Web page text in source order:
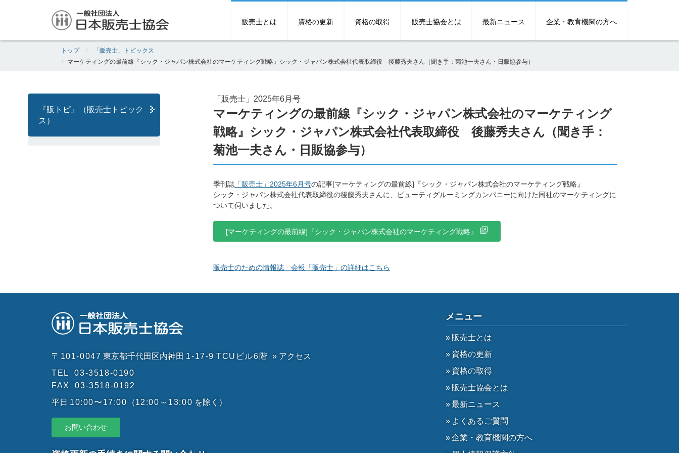
販売士とは 資格の更新 資格の取得 販売士協会とは 最新ニュース 企業・教育機関の方へ
トップ
「販売士」トピックス
マーケティングの最前線『シック・ジャパン株式会社のマーケティング戦略』シック・ジャパン株式会社代表取締役 後藤秀夫さん（聞き手：菊池一夫さん・日販協参与）
「販売士」2025年6月号
マーケティングの最前線『シック・ジャパン株式会社のマーケティング
戦略』シック・ジャパン株式会社代表取締役 後藤秀夫さん（聞き手：
菊池一夫さん・日販協参与）
季刊誌 「販売士」2025年6月号の記事[マーケティングの最前線]『シック・ジャパン株式会社のマーケティング戦略』
シック・ジャパン株式会社代表取締役の後藤秀夫さんに、ビューティグルーミングカンパニーに向けた同社のマーケティングに
ついて伺いました。
[マーケティングの最前線]『シック・ジャパン株式会社のマーケティング戦略』
販売士のための情報誌 会報「販売士」の詳細はこちら
『販トピ』（販売士トピック
ス）
〒101-0047 東京都千代田区内神田 1-17-9 TCUビル6階
» アクセス
TEL
03-3518-0190
FAX
03-3518-0192
平日 10:00〜17:00 （12:00～13:00 を除く）
お問い合わせ
メニュー
販売士とは
資格の更新
資格の取得
販売士協会とは
最新ニュース
よくあるご質問
企業・教育機関の方へ